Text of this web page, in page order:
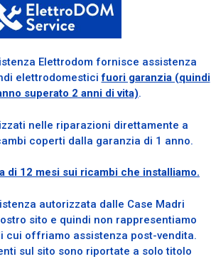
Elettrodom fornisce assistenza
elettrodomesticifuori garanzia (quindi
superato 2 anni di vita).
nelle riparazioni direttamente a
coperti dalla garanzia di 1 anno.
di 12 mesi sui ricambi che installiamo.
autorizzata dalle Case Madri
sito e quindi non rappresentiamo
cui offriamo assistenza post-vendita.
sul sito sono riportate a solo titolo